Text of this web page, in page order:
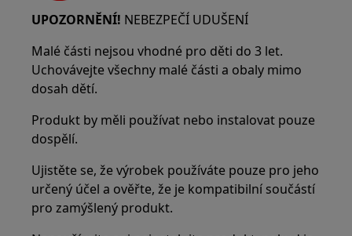
UPOZORNĚNÍ! NEBEZPEČÍ UDUŠENÍ
Malé části nejsou vhodné pro děti do 3 let.
Uchovávejte všechny malé části a obaly mimo
dosah dětí.
Produkt by měli používat nebo instalovat pouze
dospělí.
Ujistěte se, že výrobek používáte pouze pro jeho
určený účel a ověřte, že je kompatibilní součástí
pro zamýšlený produkt.